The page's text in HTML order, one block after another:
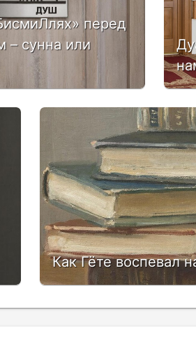
перед
– сунна или
Как Гёте воспевал